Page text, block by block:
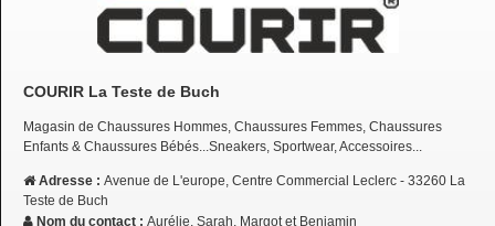
COURIR La Teste de Buch
Magasin de Chaussures Hommes, Chaussures Femmes, Chaussures
Enfants & Chaussures Bébés...Sneakers, Sportwear, Accessoires...
Adresse : Avenue de L'europe, Centre Commercial Leclerc - 33260 La
Teste de Buch
Nom du contact : Aurélie, Sarah, Margot et Benjamin